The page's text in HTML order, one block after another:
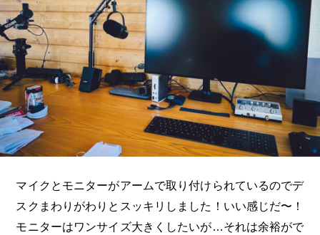
マイクとモニターがアームで取り付けられているのでデ
スクまわりがわりとスッキリしました！いい感じだ〜！
モニターはワンサイズ大きくしたいが…それは余裕がで